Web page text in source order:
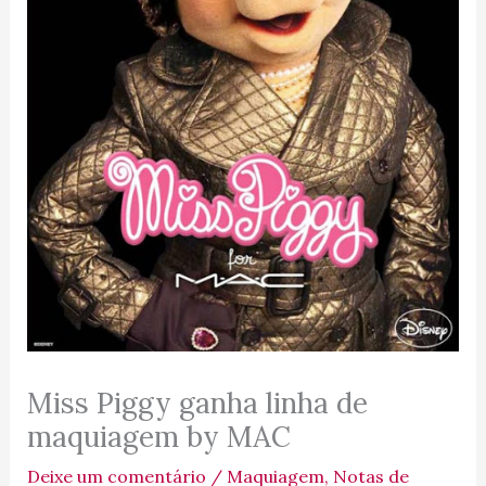
Miss Piggy ganha linha de
maquiagem by MAC
Deixe um comentário / Maquiagem, Notas de